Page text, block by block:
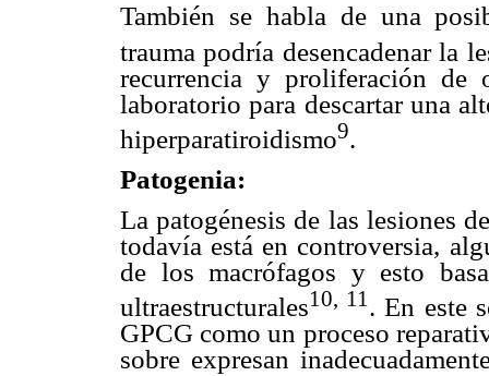
También se habla de una
trauma podría desencadenar la
recurrencia y proliferación de
laboratorio para descartar una
hiperparatiroidismo9.
Patogenia:
La patogénesis de las lesiones
todavía está en controversia,
de los macrófagos y esto
ultraestructurales10, 11 . En este
GPCG como un proceso
sobre expresan